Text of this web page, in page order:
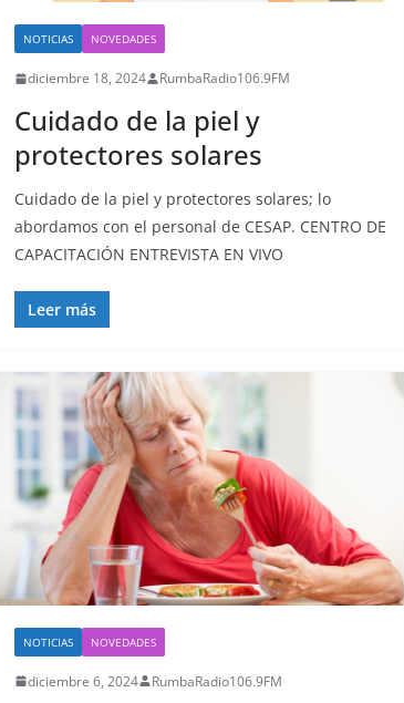
NOTICIAS NOVEDADES
diciembre 18, 2024 RumbaRadio106.9FM
Cuidado de la piel y
protectores solares
Cuidado de la piel y protectores solares; lo
abordamos con el personal de CESAP. CENTRO DE
CAPACITACIÓN ENTREVISTA EN VIVO
Leer más
NOTICIAS NOVEDADES
diciembre 6, 2024 RumbaRadio106.9FM